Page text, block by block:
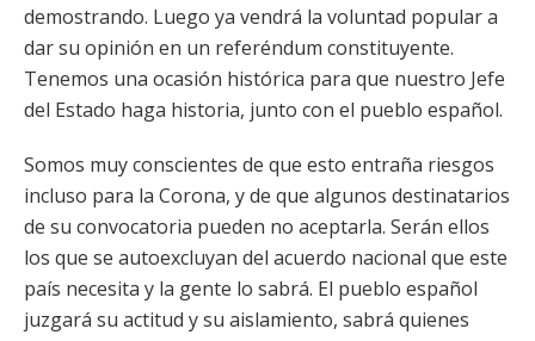
demostrando. Luego ya vendrá la voluntad popular a
dar su opinión en un referéndum constituyente.
Tenemos una ocasión histórica para que nuestro Jefe
del Estado haga historia, junto con el pueblo español.
Somos muy conscientes de que esto entraña riesgos
incluso para la Corona, y de que algunos destinatarios
de su convocatoria pueden no aceptarla. Serán ellos
los que se autoexcluyan del acuerdo nacional que este
país necesita y la gente lo sabrá. El pueblo español
juzgará su actitud y su aislamiento, sabrá quienes